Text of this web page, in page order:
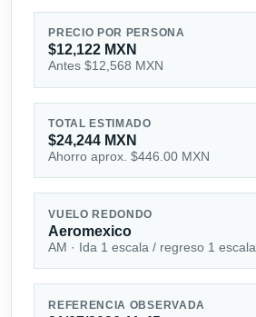
PRECIO POR PERSONA
$12,122 MXN
Antes $12,568 MXN
TOTAL ESTIMADO
$24,244 MXN
Ahorro aprox. $446.00 MXN
VUELO REDONDO
Aeromexico
AM · Ida 1 escala / regreso 1 escala
REFERENCIA OBSERVADA